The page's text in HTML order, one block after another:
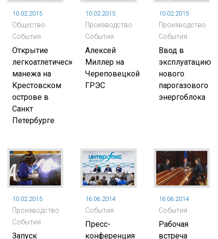
10.02.2015
Общество
События
Открытие
легкоатлетического
манежа на
Крестовском
острове в
Санкт
Петербурге
10.02.2015
Производство
События
Алексей
Миллер на
Череповецкой
ГРЭС
10.02.2015
Производство
События
Ввод в
эксплуатацию
нового
парогазового
энергоблока
10.02.2015
Производство
События
Запуск
16.06.2014
События
Пресс-
конференция
16.06.2014
События
Рабочая
встреча